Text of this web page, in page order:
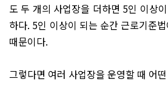
도 두 개의 사업장을 더하면 5인 이상
하다. 5인 이상이 되는 순간 근로기준
때문이다.
그렇다면 여러 사업장을 운영할 때 어